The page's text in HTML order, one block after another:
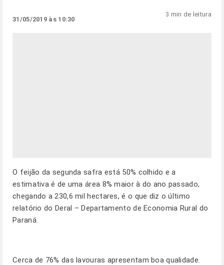
31/05/2019 às 10:30
3 min de leitura
O feijão da segunda safra está 50% colhido e a
estimativa é de uma área 8% maior à do ano passado,
chegando a 230,6 mil hectares, é o que diz o último
relatório do Deral – Departamento de Economia Rural do
Paraná.
Cerca de 76% das lavouras apresentam boa qualidade.